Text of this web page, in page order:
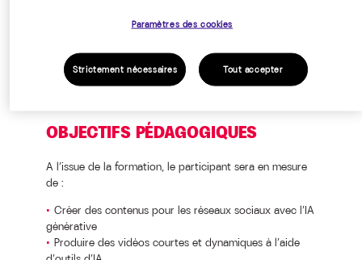
OBJECTIFS PÉDAGOGIQUES
A l’issue de la formation, le participant sera en mesure
de :
Créer des contenus pour les réseaux sociaux avec l’IA
générative
Produire des vidéos courtes et dynamiques à l’aide
Paramètres des cookies
Strictement nécessaires Tout accepter